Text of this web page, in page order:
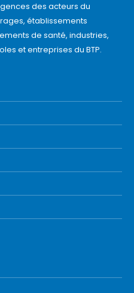
des acteurs du
établissements
de santé, industries,
et entreprises du BTP.